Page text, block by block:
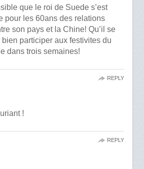
que le roi de Suede s’est
pour les 60ans des relations
son pays et la Chine! Qu’il se
participer aux festivites du
dans trois semaines!
!
REPLY
REPLY